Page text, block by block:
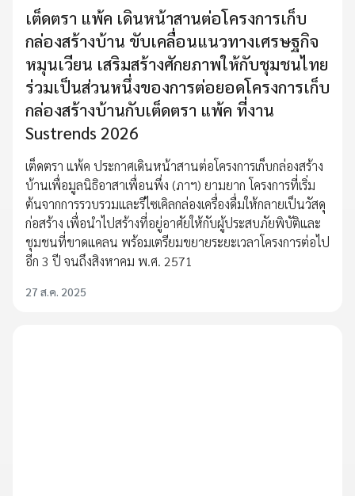
เต็ดตรา แพ้ค เดินหน้าสานต่อโครงการเก็บ
กล่องสร้างบ้าน ขับเคลื่อนแนวทางเศรษฐกิจ
หมุนเวียน เสริมสร้างศักยภาพให้กับชุมชนไทย
ร่วมเป็นส่วนหนึ่งของการต่อยอดโครงการเก็บ
กล่องสร้างบ้านกับเต็ดตรา แพ้ค ที่งาน
Sustrends 2026
เต็ดตรา แพ้ค ประกาศเดินหน้าสานต่อโครงการเก็บกล่องสร้าง
บ้านเพื่อมูลนิธิอาสาเพื่อนพึ่ง (ภาฯ) ยามยาก โครงการที่เริ่ม
ต้นจากการรวบรวมและรีไซเคิลกล่องเครื่องดื่มให้กลายเป็นวัสดุ
ก่อสร้าง เพื่อนำไปสร้างที่อยู่อาศัยให้กับผู้ประสบภัยพิบัติและ
ชุมชนที่ขาดแคลน พร้อมเตรียมขยายระยะเวลาโครงการต่อไป
อีก 3 ปี จนถึงสิงหาคม พ.ศ. 2571
27 ส.ค. 2025